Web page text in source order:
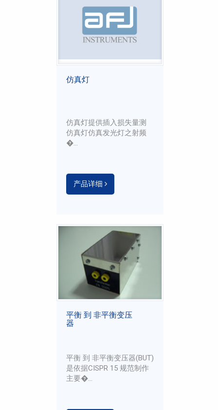
仿真灯
仿真灯提供插入损失量测
仿真灯仿真发光灯之射频
�...
产品详细
平衡 到 非平衡变压
器
平衡 到 非平衡变压器(BUT)
是依据CISPR 15 规范制作
主要�...